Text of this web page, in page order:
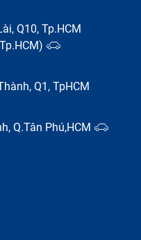
vật liệu bằng hợp
thể chống chịu được
vệ máy, với những
tốt khi giữ gìn cẩn
là vỏ máy không
thay vỏ máy tính Bàn
T440 ,T440P
máy.
Q10, Tp.HCM
Q1, TpHCM
Q.Tân Phú,HCM